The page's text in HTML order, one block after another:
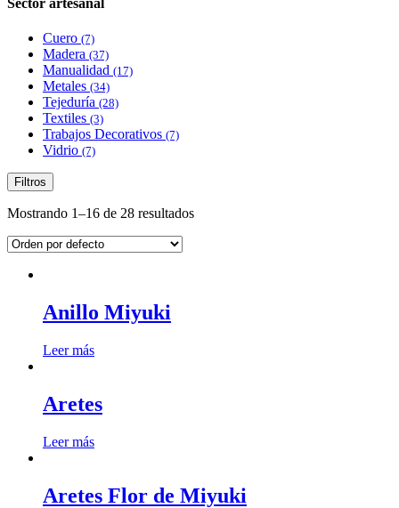
Sector artesanal
Cuero (7)
Madera (37)
Manualidad (17)
Metales (34)
Tejeduría (28)
Textiles (3)
Trabajos Decorativos (7)
Vidrio (7)
Filtros
Mostrando 1–16 de 28 resultados
Anillo Miyuki
Leer más
Aretes
Leer más
Aretes Flor de Miyuki